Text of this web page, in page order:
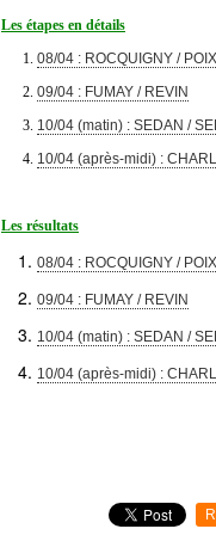
Les étapes en détails
08/04 : ROCQUIGNY /
09/04 : FUMAY / REVIN
10/04 (matin) : SEDAN /
10/04 (après-midi) :
Les résultats
08/04 : ROCQUIGNY /
09/04 : FUMAY / REVIN
10/04 (matin) : SEDAN /
10/04 (après-midi) :